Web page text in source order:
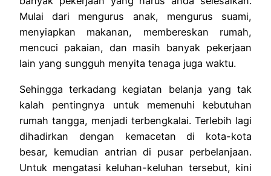
Mulai dari mengurus anak, mengurus suami,
menyiapkan makanan, membereskan rumah,
mencuci pakaian, dan masih banyak pekerjaan
lain yang sungguh menyita tenaga juga waktu.
Sehingga terkadang kegiatan belanja yang tak
kalah pentingnya untuk memenuhi kebutuhan
rumah tangga, menjadi terbengkalai. Terlebih lagi
dihadirkan dengan kemacetan di kota-kota
besar, kemudian antrian di pusar perbelanjaan.
Untuk mengatasi keluhan-keluhan tersebut, kini